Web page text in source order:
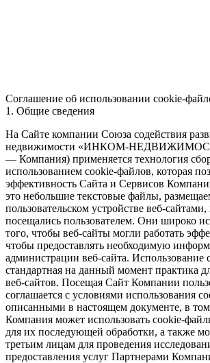
Соглашение об использовании cookie-
1. Общие сведения
На Сайте компании Союза содействия
недвижимости «ИНКОМ-
— Компания) применяется технология
использованием cookie-файлов, которая
эффективность Сайта и Сервисов
это небольшие текстовые файлы,
пользовательском устройстве веб-
посещались пользователем. Они широко
того, чтобы веб-сайты могли работать
чтобы предоставлять необходимую
администрации веб-сайта. Использование
стандартная на данный момент практика
веб-сайтов. Посещая Сайт Компании
соглашается с условиями использования
описанными в настоящем документе, в
Компания может использовать cookie-
для их последующей обработки, а также
третьим лицам для проведения
предоставления услуг Партнерами